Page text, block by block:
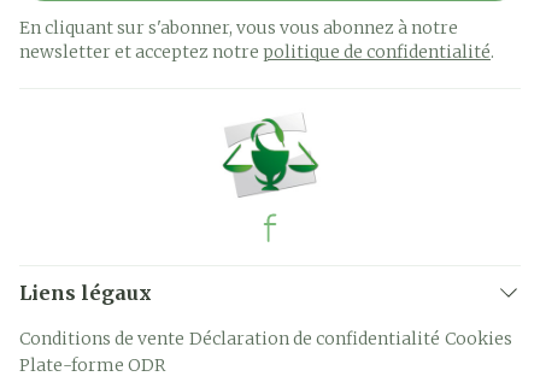
En cliquant sur s'abonner, vous vous abonnez à notre
newsletter et acceptez notre politique de confidentialité.
Liens légaux
Conditions de vente Déclaration de confidentialité Cookies
Plate-forme ODR